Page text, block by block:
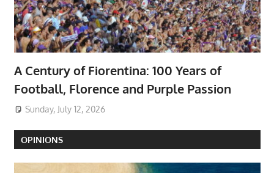
A Century of Fiorentina: 100 Years of
Football, Florence and Purple Passion
Sunday, July 12, 2026
OPINIONS